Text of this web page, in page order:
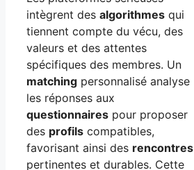
intègrent des algorithmes qui
tiennent compte du vécu, des
valeurs et des attentes
spécifiques des membres. Un
matching personnalisé analyse
les réponses aux
questionnaires pour proposer
des profils compatibles,
favorisant ainsi des rencontres
pertinentes et durables. Cette